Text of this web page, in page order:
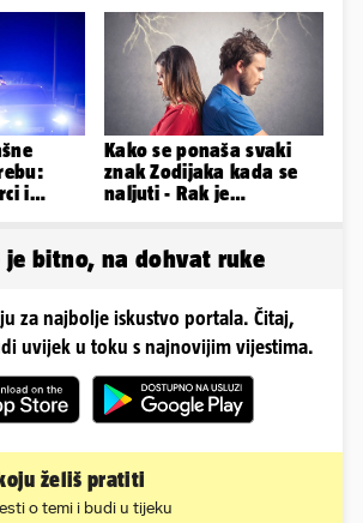
i
Kako se ponaša svaki
znak Zodijaka kada se
naljuti - Rak je
je bitno, na dohvat ruke
za najbolje iskustvo portala. Čitaj,
uvijek u toku s najnovijim vijestima.
želiš pratiti
o temi i budi u tijeku